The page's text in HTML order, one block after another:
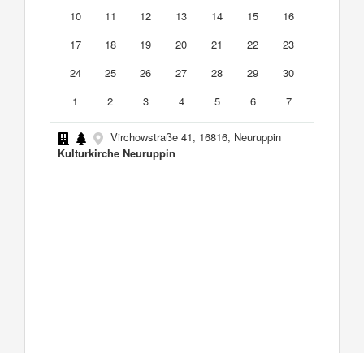
10
11 12 13 14 15
16
17
18 19 20 21 22
23
24
25 26 27 28 29
30
1
2 3 4 5 6 7
Virchowstraße 41, 16816, Neuruppin
Kulturkirche Neuruppin